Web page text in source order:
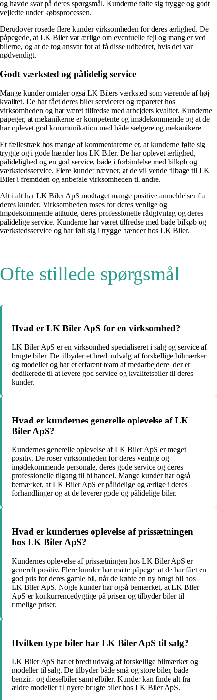
og havde svar på deres spørgsmål. Kunderne følte sig trygge og godt
vejledte under købsprocessen.
Derudover rosede flere kunder virksomheden for deres ærlighed. De
påpegede, at LK Biler var ærlige om eventuelle fejl og mangler ved
bilerne, og at de tog ansvar for at få disse udbedret, hvis det var
nødvendigt.
Godt værksted og pålidelig service
Mange kunder omtaler også LK Bilers værksted som værende af høj
kvalitet. De har fået deres biler serviceret og repareret hos
virksomheden og har været tilfredse med arbejdets kvalitet. Kunderne
påpeger, at mekanikerne er kompetente og imødekommende og at de
har oplevet god kommunikation med både sælgere og mekanikere.
Et fællestræk hos mange af kommentarerne er, at kunderne følte sig
trygge og i gode hænder hos LK Biler. De har oplevet ærlighed,
pålidelighed og en god service, både i forbindelse med bilkøb og
værkstedsservice. Flere kunder nævner, at de vil vende tilbage til LK
Biler i fremtiden og anbefale virksomheden til andre.
Alt i alt har LK Biler ApS modtaget mange positive anmeldelser fra
deres kunder. Virksomheden roses for deres venlige og
imødekommende attitude, deres professionelle rådgivning og deres
pålidelige service. Kunderne har været tilfredse med både bilkøb og
værkstedsservice og har følt sig i trygge hænder hos LK Biler.
Ofte stillede spørgsmål
Hvad er LK Biler ApS for en virksomhed?
LK Biler ApS er en virksomhed specialiseret i salg og service af
brugte biler. De tilbyder et bredt udvalg af forskellige bilmærker
og modeller og har et erfarent team af medarbejdere, der er
dedikerede til at levere god service og kvalitetsbiler til deres
kunder.
Hvad er kundernes generelle oplevelse af LK
Biler ApS?
Kundernes generelle oplevelse af LK Biler ApS er meget
positiv. De roser virksomheden for deres venlige og
imødekommende personale, deres gode service og deres
professionelle tilgang til bilhandel. Mange kunder har også
bemærket, at LK Biler ApS er pålidelige og ærlige i deres
forhandlinger og at de leverer gode og pålidelige biler.
Hvad er kundernes oplevelse af prissætningen
hos LK Biler ApS?
Kundernes oplevelse af prissætningen hos LK Biler ApS er
generelt positiv. Flere kunder har måtte påpege, at de har fået en
god pris for deres gamle bil, når de købte en ny brugt bil hos
LK Biler ApS. Nogle kunder har også bemærket, at LK Biler
ApS er konkurrencedygtige på prisen og tilbyder biler til
rimelige priser.
Hvilken type biler har LK Biler ApS til salg?
LK Biler ApS har et bredt udvalg af forskellige bilmærker og
modeller til salg. De tilbyder både små og store biler, både
benzin- og dieselbiler samt elbiler. Kunder kan finde alt fra
ældre modeller til nyere brugte biler hos LK Biler ApS.